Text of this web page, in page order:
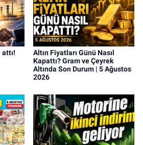
Altın Fiyatları Günü Nasıl
Kapattı? Gram ve Çeyrek
Altında Son Durum | 5 Ağustos
2026